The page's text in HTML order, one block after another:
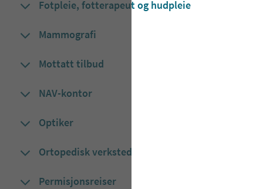
Fotpleie, fotterapeut og hudpleie
Mammografi
Mottatt tilbud
NAV-kontor
Optiker
Ortopedisk verksted
Permisjonsreiser